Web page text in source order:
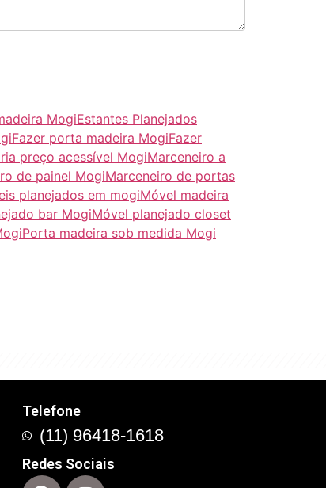
MogiEstantes Planejados
Fazer porta madeira MogiFazer
preço acessível MogiMarceneiro a
de painel MogiMarceneiro de portas
planejados em mogiMóvel madeira
bar MogiMóvel planejado closet
Porta madeira sob medida Mogi
Telefone
(11) 96418-1618
Redes Sociais